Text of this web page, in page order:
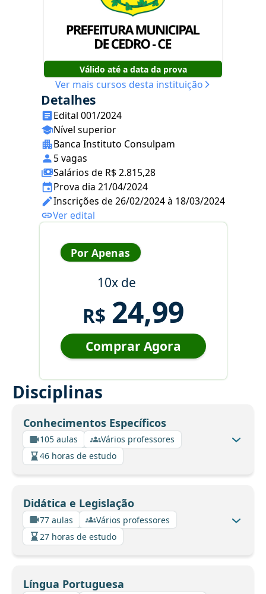
Válido até a data da prova
Ver mais cursos desta instituição
Detalhes
Edital 001/2024
Nível superior
Banca Instituto Consulpam
5 vagas
Salários de R$ 2.815,28
Prova dia 21/04/2024
Inscrições de 26/02/2024 à 18/03/2024
Ver edital
Por Apenas
10x de
R$ 24,99
Comprar Agora
Disciplinas
Conhecimentos Específicos
105 aulas
Vários professores
46 horas de estudo
Didática e Legislação
77 aulas
Vários professores
27 horas de estudo
Língua Portuguesa